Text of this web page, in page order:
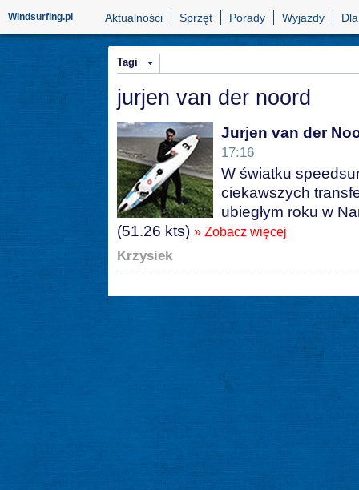
Windsurfing.pl Aktualności Sprzęt Porady Wyjazdy
Tagi
jurjen van der noord
Jurjen van der
17:16
W światku
ciekawszych
ubiegłym roku w
(51.26 kts) » Zobacz więcej
Krzysiek